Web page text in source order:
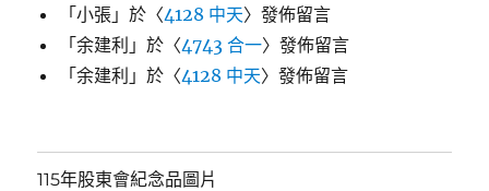
「小張 」於〈4128 中天〉發佈留言
「余建利 」於〈4743 合一〉發佈留言
「余建利 」於〈4128 中天〉發佈留言
115年股東會紀念品圖片